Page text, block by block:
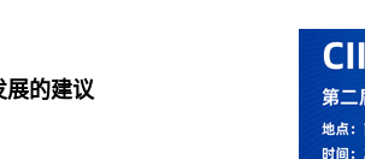
展的建议